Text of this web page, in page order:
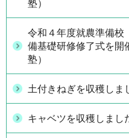
塾）
令和４年度就農準備校
備基礎研修修了式を開
塾）
土付きねぎを収穫しま
キャベツを収穫しまし